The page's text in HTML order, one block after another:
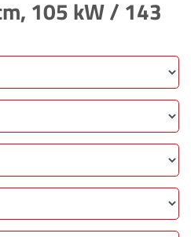
105 kW / 143